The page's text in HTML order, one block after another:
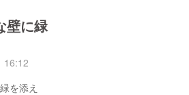
壁に緑
16:12
を添え